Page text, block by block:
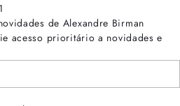
de Alexandre Birman
acesso prioritário a novidades e